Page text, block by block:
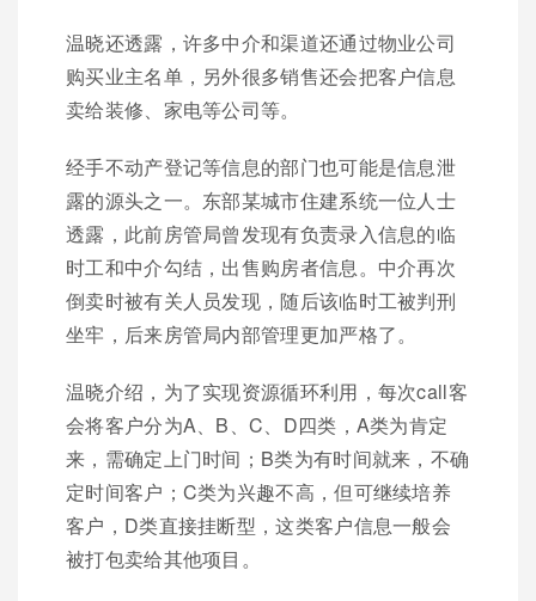
温晓还透露，许多中介和渠道还通过物业公司
购买业主名单，另外很多销售还会把客户信息
卖给装修、家电等公司等。
经手不动产登记等信息的部门也可能是信息泄
露的源头之一。东部某城市住建系统一位人士
透露，此前房管局曾发现有负责录入信息的临
时工和中介勾结，出售购房者信息。中介再次
倒卖时被有关人员发现，随后该临时工被判刑
坐牢，后来房管局内部管理更加严格了。
温晓介绍，为了实现资源循环利用，每次call客
会将客户分为A、B、C、D四类，A类为肯定
来，需确定上门时间；B类为有时间就来，不确
定时间客户；C类为兴趣不高，但可继续培养
客户，D类直接挂断型，这类客户信息一般会
被打包卖给其他项目。